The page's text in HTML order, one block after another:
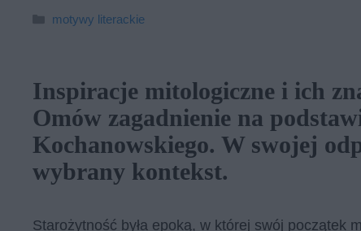
Kategorie
motywy literackie
Inspiracje mitologiczne i ich
Omów zagadnienie na
Kochanowskiego. W swojej
wybrany kontekst.
Starożytność była epoką, w której swój początek